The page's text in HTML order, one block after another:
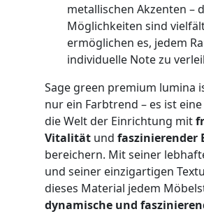
metallischen Akzenten –
Möglichkeiten sind
ermöglichen es, jedem
individuelle Note zu
Sage green premium lumina
nur ein Farbtrend – es ist
die Welt der Einrichtung mit
Vitalität und faszinierender
bereichern. Mit seiner
und seiner einzigartigen
dieses Material jedem
dynamische und